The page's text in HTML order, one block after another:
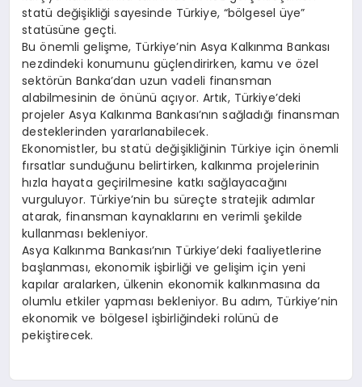
statü değişikliği sayesinde Türkiye, “bölgesel üye”
statüsüne geçti.
Bu önemli gelişme, Türkiye’nin Asya Kalkınma Bankası
nezdindeki konumunu güçlendirirken, kamu ve özel
sektörün Banka’dan uzun vadeli finansman
alabilmesinin de önünü açıyor. Artık, Türkiye’deki
projeler Asya Kalkınma Bankası’nın sağladığı finansman
desteklerinden yararlanabilecek.
Ekonomistler, bu statü değişikliğinin Türkiye için önemli
fırsatlar sunduğunu belirtirken, kalkınma projelerinin
hızla hayata geçirilmesine katkı sağlayacağını
vurguluyor. Türkiye’nin bu süreçte stratejik adımlar
atarak, finansman kaynaklarını en verimli şekilde
kullanması bekleniyor.
Asya Kalkınma Bankası’nın Türkiye’deki faaliyetlerine
başlanması, ekonomik işbirliği ve gelişim için yeni
kapılar aralarken, ülkenin ekonomik kalkınmasına da
olumlu etkiler yapması bekleniyor. Bu adım, Türkiye’nin
ekonomik ve bölgesel işbirliğindeki rolünü de
pekiştirecek.